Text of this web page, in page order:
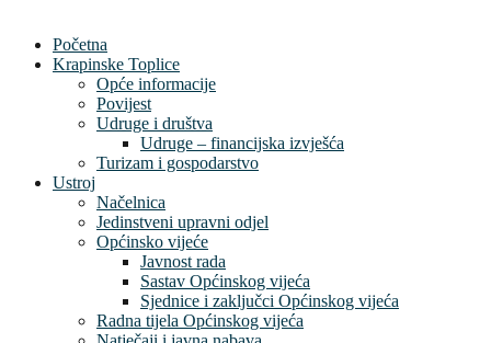
Početna
Krapinske Toplice
Opće informacije
Povijest
Udruge i društva
Udruge – financijska izvješća
Turizam i gospodarstvo
Ustroj
Načelnica
Jedinstveni upravni odjel
Općinsko vijeće
Javnost rada
Sastav Općinskog vijeća
Sjednice i zaključci Općinskog vijeća
Radna tijela Općinskog vijeća